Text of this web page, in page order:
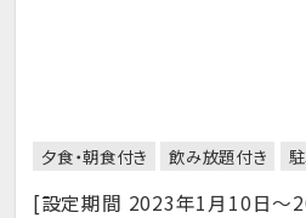
夕食・朝食付き 飲み放題付き
[設定期間 2023年1月10日～